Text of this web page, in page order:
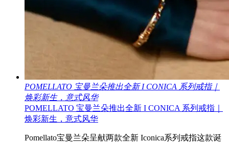
POMELLATO 宝曼兰朵推出全新 I CONICA 系列戒指｜
焕彩新生，意式风华
POMELLATO 宝曼兰朵推出全新 I CONICA 系列戒指｜
焕彩新生，意式风华
Pomellato宝曼兰朵呈献两款全新 Iconica系列戒指这款诞